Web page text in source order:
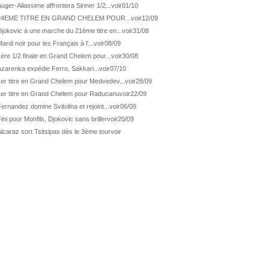
Los Cabos 1ère 1/2 finale pour Géa
Washington Svitolina et Pegula en 1/4
Wash. Pas de 1/4 pour Humbert et Atmane
Washington De Minaur domine Tsitsipas
Washington Fernandez débute bien
Washington Fritz et Musetti en 1/8èmes
Estoril Van Assche remporte son 1er...
Aliassime affrontera Sinner 1/2... voir01/10
TITRE EN GRAND CHELEM POUR... voir12/09
à une marche du 21ème titre en... voir31/08
noir pour les Français à l'... voir08/09
1/2 finale en Grand Chelem pour... voir30/08
expédie Ferro, Sakkari... voir07/10
titre en Grand Chelem pour Medvedev... voir28/09
titre en Grand Chelem pour Raducanuvoir22/09
domine Svitolina et rejoint... voir06/09
pour Monfils, Djokovic sans brillervoir20/09
sort Tsitsipas dès le 3ème tourvoir